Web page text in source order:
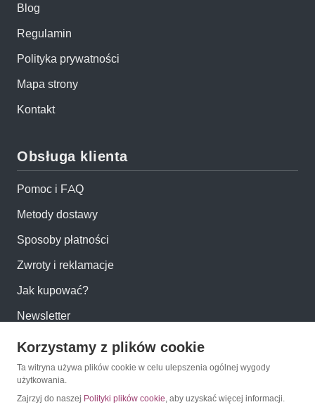
Blog
Regulamin
Polityka prywatności
Mapa strony
Kontakt
Obsługa klienta
Pomoc i FAQ
Metody dostawy
Sposoby płatności
Zwroty i reklamacje
Jak kupować?
Newsletter
Konto
Moje konto
Korzystamy z plików cookie
Ta witryna używa plików cookie w celu ulepszenia ogólnej wygody
użytkowania.
Zajrzyj do naszej Polityki plików cookie, aby uzyskać więcej informacji.